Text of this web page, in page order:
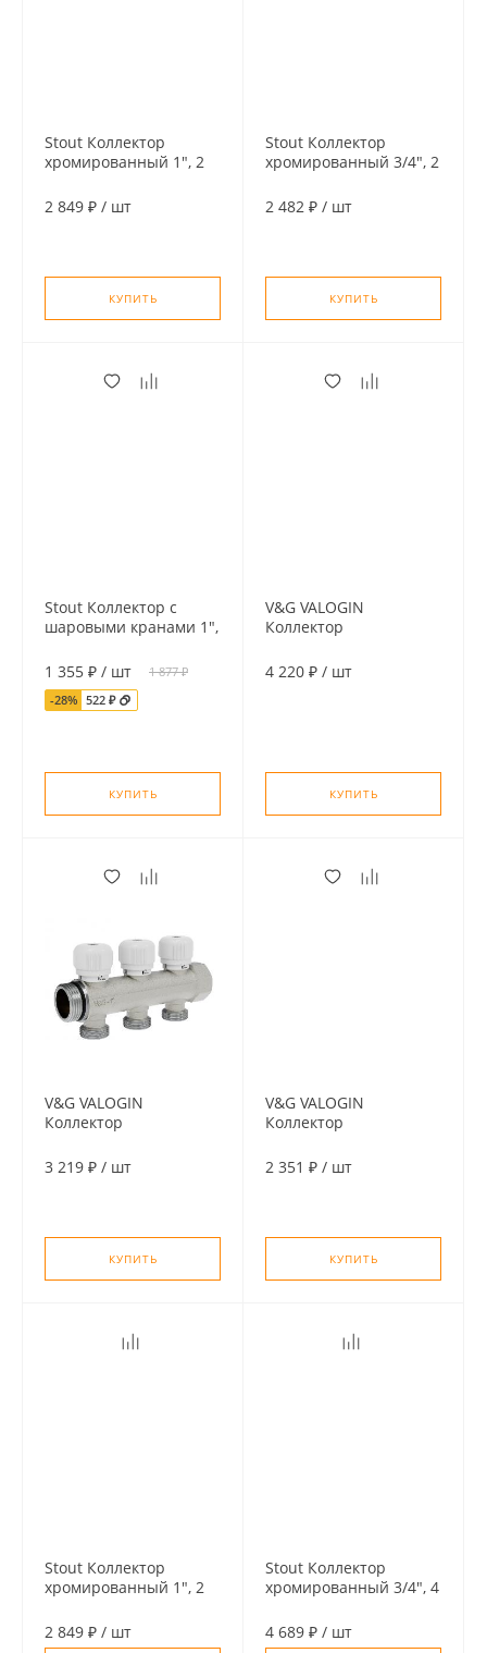
Stout Коллектор
хромированный 1", 2
1/2" "евроконус"
2 849 ₽ / шт
КУПИТЬ
Stout Коллектор
хромированный 3/4", 2
1/2" "евроконус"
2 482 ₽ / шт
КУПИТЬ
Stout Коллектор с
шаровыми кранами 1",
ручки)
1 355 ₽ / шт
1 877 ₽
-28% 522 ₽
КУПИТЬ
V&G VALOGIN
Коллектор
1", 4 отвода,
4 220 ₽ / шт
КУПИТЬ
V&G VALOGIN
Коллектор
1", 3 отвода,
3 219 ₽ / шт
КУПИТЬ
V&G VALOGIN
Коллектор
1", 2 отвода,
2 351 ₽ / шт
КУПИТЬ
Stout Коллектор
хромированный 1", 2
1/2" (под плоское
уплотнение)
2 849 ₽ / шт
Stout Коллектор
хромированный 3/4", 4
1/2" (под плоское
уплотнение)
4 689 ₽ / шт